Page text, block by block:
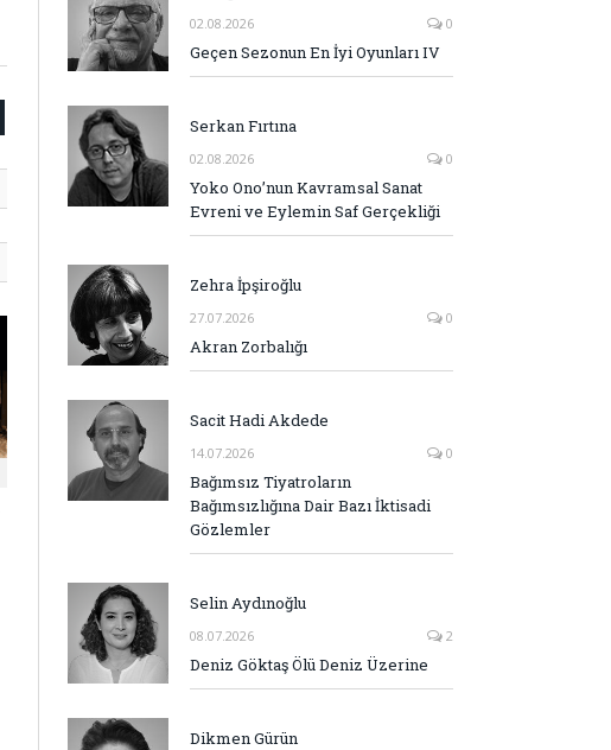
02.08.2026 0
Geçen Sezonun En İyi Oyunları IV
Serkan Fırtına
02.08.2026 0
Yoko Ono’nun Kavramsal Sanat
Evreni ve Eylemin Saf Gerçekliği
Zehra İpşiroğlu
27.07.2026 0
Akran Zorbalığı
Sacit Hadi Akdede
14.07.2026 0
Bağımsız Tiyatroların
Bağımsızlığına Dair Bazı İktisadi
Gözlemler
Selin Aydınoğlu
08.07.2026 2
Deniz Göktaş Ölü Deniz Üzerine
Dikmen Gürün